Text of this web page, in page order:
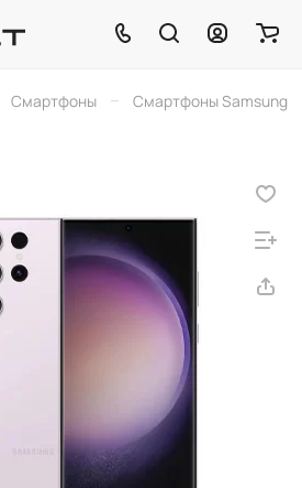
Смартфоны – Смартфоны Samsung